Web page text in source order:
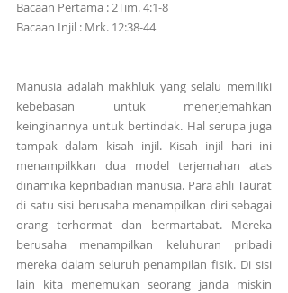
Bacaan Pertama : 2Tim. 4:1-8
Bacaan Injil : Mrk. 12:38-44
Manusia adalah makhluk yang selalu memiliki
kebebasan untuk menerjemahkan
keinginannya untuk bertindak. Hal serupa juga
tampak dalam kisah injil. Kisah injil hari ini
menampilkkan dua model terjemahan atas
dinamika kepribadian manusia. Para ahli Taurat
di satu sisi berusaha menampilkan diri sebagai
orang terhormat dan bermartabat. Mereka
berusaha menampilkan keluhuran pribadi
mereka dalam seluruh penampilan fisik. Di sisi
lain kita menemukan seorang janda miskin